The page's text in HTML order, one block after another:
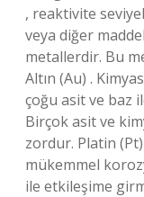
, reaktivite
veya diğer
metallerdir. Bu
Altın (Au) .
çoğu asit ve baz
Birçok asit ve
zordur. Platin
mükemmel
ile etkileşime